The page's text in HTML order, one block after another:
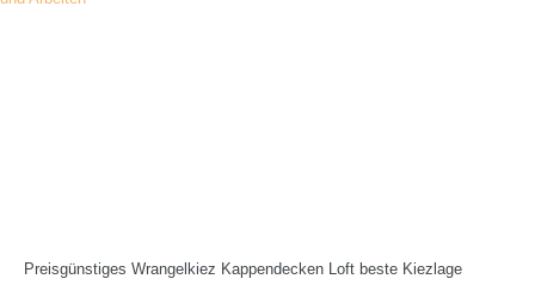
Preisgünstiges Wrangelkiez Kappendecken Loft beste Kiezlage